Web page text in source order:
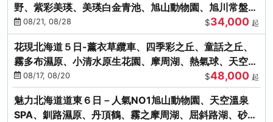
野、紫彩美瑛、美瑛白金青池、旭山動物園、旭川常盤旋
轉塔08/21, 08/28 $34,000 起
花現北海道５日-薰衣草纜車、四季彩之丘、童話之丘、
霧多布濕原、小清水原生花園、摩周湖、熱氣球、天空溫
泉SPA、螃蟹吃到飽
08/17, 08/20 $48,000 起
魅力北海道道東６日－人氣NO1旭山動物園、天空溫泉
SPA、釧路濕原、丹頂鶴、霧之摩周湖、屈斜路湖、砂湯